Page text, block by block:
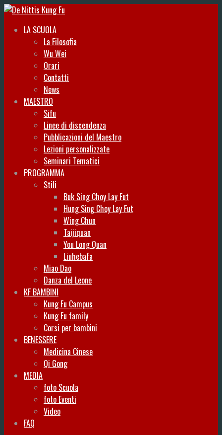
LA SCUOLA
La Filosofia
Wu Wei
Orari
Contatti
News
MAESTRO
Sifu
Linee di discendenza
Pubblicazioni del Maestro
Lezioni personalizzate
Seminari Tematici
PROGRAMMA
Stili
Buk Sing Choy Lay Fut
Hung Sing Choy Lay Fut
Wing Chun
Taijiquan
You Long Quan
Liuhebafa
Miao Dao
Danza del Leone
KF BAMBINI
Kung Fu Campus
Kung Fu family
Corsi per bambini
BENESSERE
Medicina Cinese
Qi Gong
MEDIA
foto Scuola
foto Eventi
Video
FAQ